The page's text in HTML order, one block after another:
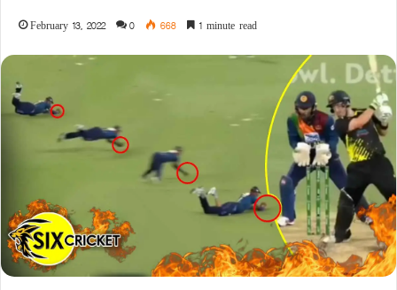
February 13, 2022 0 668 1 minute read